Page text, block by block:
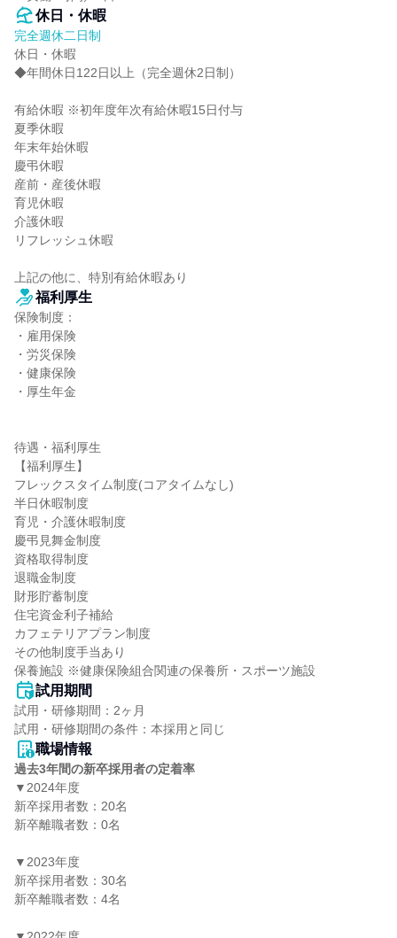
休日・休暇
完全週休二日制
休日・休暇
◆年間休日122日以上（完全週休2日制）
有給休暇 ※初年度年次有給休暇15日付与
夏季休暇
年末年始休暇
慶弔休暇
産前・産後休暇
育児休暇
介護休暇
リフレッシュ休暇
上記の他に、特別有給休暇あり
福利厚生
保険制度：
・雇用保険
・労災保険
・健康保険
・厚生年金
待遇・福利厚生
【福利厚生】
フレックスタイム制度(コアタイムなし)
半日休暇制度
育児・介護休暇制度
慶弔見舞金制度
資格取得制度
退職金制度
財形貯蓄制度
住宅資金利子補給
カフェテリアプラン制度
その他制度手当あり
保養施設 ※健康保険組合関連の保養所・スポーツ施設
試用期間
試用・研修期間：2ヶ月
職場情報
過去3年間の新卒採用者の定着率
▼2024年度
新卒採用者数：20名
新卒離職者数：0名
▼2023年度
新卒採用者数：30名
新卒離職者数：4名